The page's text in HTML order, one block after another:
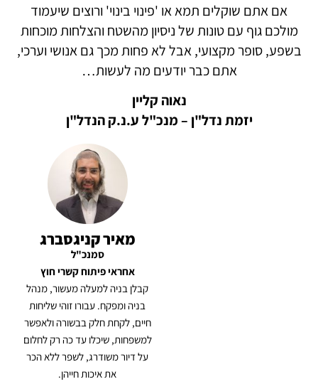
אם אתם שוקלים תמא או 'פינוי בינוי' ורוצים שיעמוד
מולכם גוף עם טונות של ניסיון מהשטח והצלחות מוכחות
בשפע, סופר מקצועי, אבל לא פחות מכך גם אנושי וערכי,
אתם כבר יודעים מה לעשות…
נאוה קליין
יזמת נדל"ן – מנכ"ל ע.נ.ק הנדל"ן
מאיר קניגסברג
סמנכ"ל
אחראי פיתוח קשרי חוץ
קבלן בניה למעלה מעשור, מנהל
בניה ומפקח. עבורו זוהי שליחות
חיים, לקחת חלק בבשורה ולאפשר
למשפחות, שיכלו עד כה רק לחלום
על דיור משודרג, לשפר ללא הכר
את איכות חייהן.